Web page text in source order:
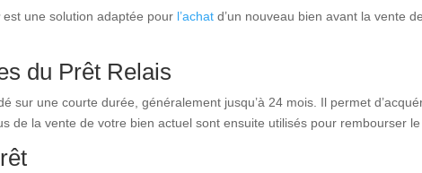
est une solution adaptée pour l’achatd’un nouveau bien avant la vente
du Prêt Relais
sur une courte durée, généralement jusqu’à 24 mois. Il permet
de la vente de votre bien actuel sont ensuite utilisés pour rembourser